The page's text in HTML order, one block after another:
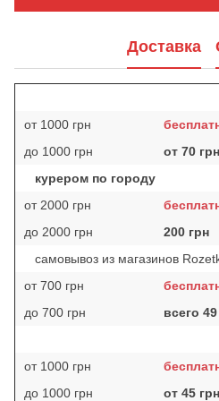
Доставка
от 1000 грн
до 1000 грн
от 70 грн
курером по городу
от 2000 грн
до 2000 грн
200 грн
самовывоз из магазинов
от 700 грн
до 700 грн
всего
от 1000 грн
до 1000 грн
от 45 грн